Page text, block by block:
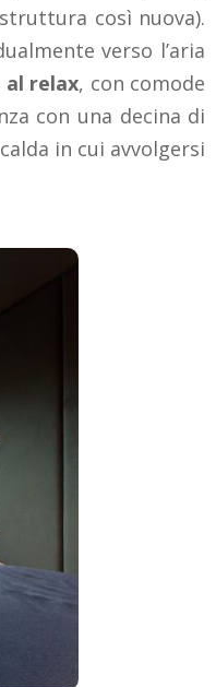
così nuova).
verso l’aria
al relax, con comode
con una decina di
in cui avvolgersi